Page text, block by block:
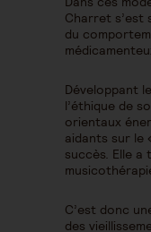
Charret s’est
du
Développant
l’éthique de
orientaux
aidants sur le
succès. Elle a
C’est donc
des